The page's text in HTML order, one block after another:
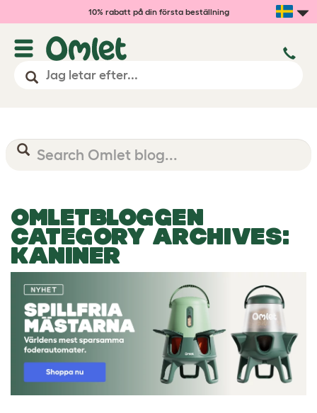
10% rabatt på din första beställning
OMLETBLOGGEN
CATEGORY ARCHIVES:
KANINER